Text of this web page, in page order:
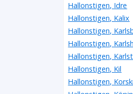
Hallonstigen, Idre
Hallonstigen, Kalix
Hallonstigen,
Hallonstigen,
Hallonstigen,
Hallonstigen, Kil
Hallonstigen,